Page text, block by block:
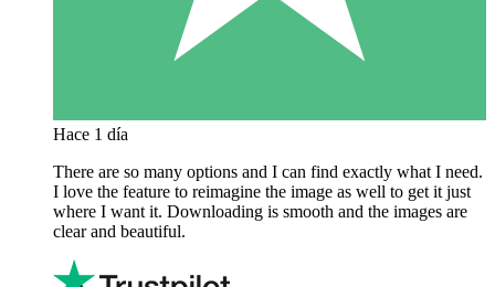
Hace 1 día
There are so many options and I can find exactly what I need.
I love the feature to reimagine the image as well to get it just
where I want it. Downloading is smooth and the images are
clear and beautiful.